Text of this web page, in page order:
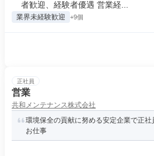
者歓迎、経験者優遇 営業経...
業界未経験歓迎 +9個
正社員
営業
共和メンテナンス株式会社
環境保全の貢献に努める安定企業で正
お仕事